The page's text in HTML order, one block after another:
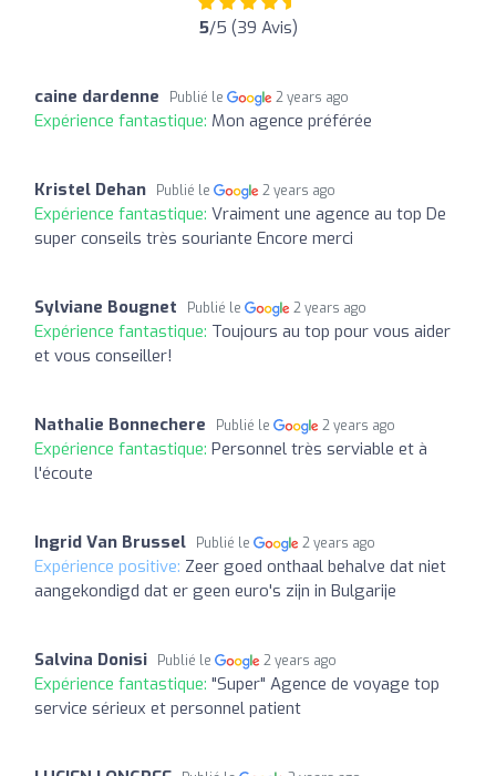
5/5 (39 Avis)
caine dardenne Publié le 2 years ago
Expérience fantastique: Mon agence préférée
Kristel Dehan Publié le 2 years ago
Expérience fantastique: Vraiment une agence au top De
super conseils très souriante Encore merci
Sylviane Bougnet Publié le 2 years ago
Expérience fantastique: Toujours au top pour vous aider
et vous conseiller!
Nathalie Bonnechere Publié le 2 years ago
Expérience fantastique: Personnel très serviable et à
l'écoute
Ingrid Van Brussel Publié le 2 years ago
Expérience positive: Zeer goed onthaal behalve dat niet
aangekondigd dat er geen euro's zijn in Bulgarije
Salvina Donisi Publié le 2 years ago
Expérience fantastique: "Super" Agence de voyage top
service sérieux et personnel patient